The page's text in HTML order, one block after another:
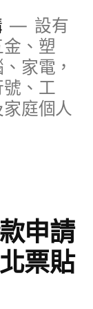
設有
、塑
家電，
、工
庭個人
申請
票貼